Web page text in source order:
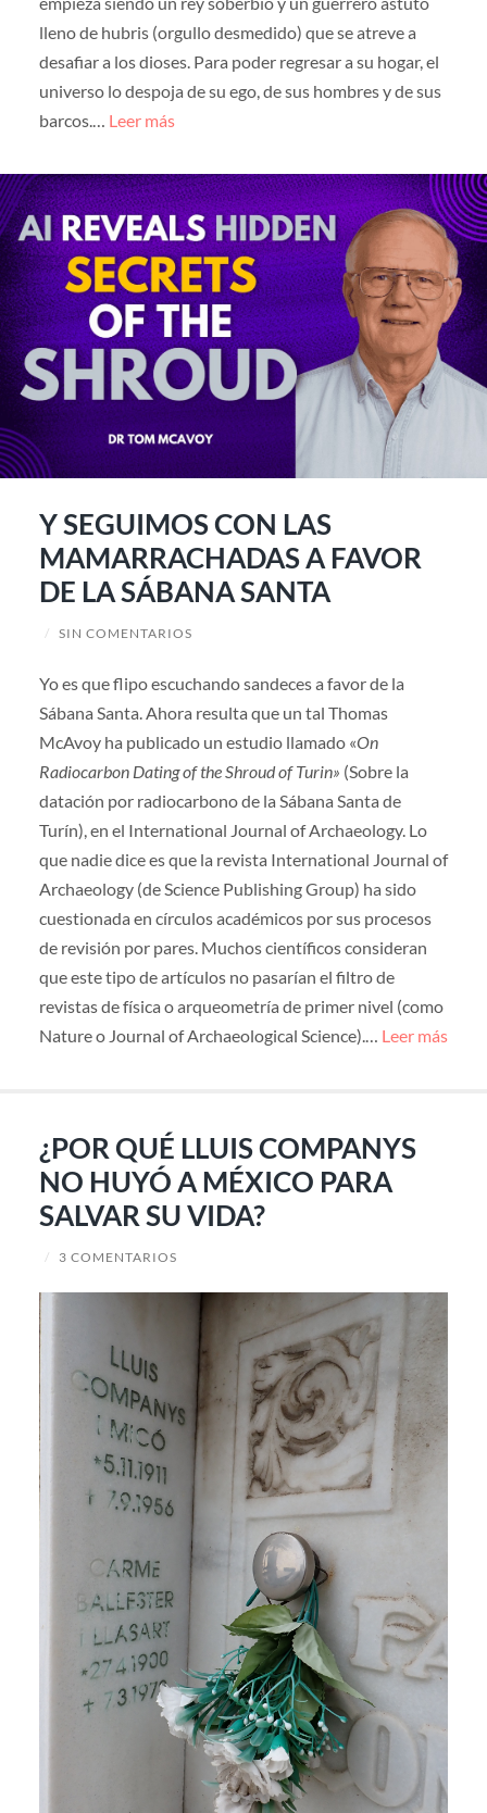
lleno de hubris (orgullo desmedido) que se atreve a
desafiar a los dioses. Para poder regresar a su hogar, el
universo lo despoja de su ego, de sus hombres y de sus
barcos.… Leer más
Y SEGUIMOS CON LAS
MAMARRACHADAS A FAVOR
DE LA SÁBANA SANTA
/ SIN COMENTARIOS
Yo es que flipo escuchando sandeces a favor de la
Sábana Santa. Ahora resulta que un tal Thomas
McAvoy ha publicado un estudio llamado «On
Radiocarbon Dating of the Shroud of Turin» (Sobre la
datación por radiocarbono de la Sábana Santa de
Turín), en el International Journal of Archaeology. Lo
que nadie dice es que la revista International Journal of
Archaeology (de Science Publishing Group) ha sido
cuestionada en círculos académicos por sus procesos
de revisión por pares. Muchos científicos consideran
que este tipo de artículos no pasarían el filtro de
revistas de física o arqueometría de primer nivel (como
Nature o Journal of Archaeological Science).… Leer más
¿POR QUÉ LLUIS COMPANYS
NO HUYÓ A MÉXICO PARA
SALVAR SU VIDA?
/ 3 COMENTARIOS